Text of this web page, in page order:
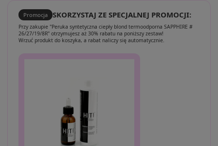
Promocja SKORZYSTAJ ZE SPECJALNEJ PROMOCJI:
Przy zakupie "Peruka syntetyczna ciepły blond termoodporna SAPPHIRE #
26/27/19/8R" otrzymujesz aż 30% rabatu na poniższy zestaw!
Wrzuć produkt do koszyka, a rabat naliczy się automatycznie.